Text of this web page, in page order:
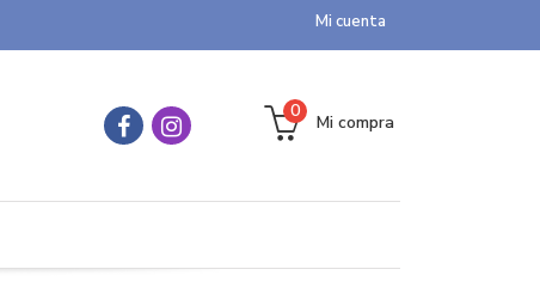
Mi cuenta
Mi compra
0